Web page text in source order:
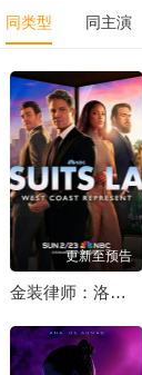
同类型 同主演
更新至预告
金装律师：洛杉矶[预告片]